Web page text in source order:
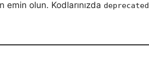
emin olun. Kodlarınızda deprecated